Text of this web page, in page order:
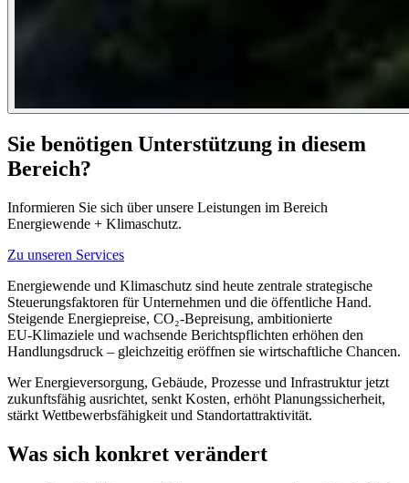
Sie benötigen Unterstützung in diesem
Bereich?
Informieren Sie sich über unsere Leistungen im Bereich
Energiewende + Klimaschutz.
Zu unseren Services
Energiewende und Klimaschutz sind heute zentrale strategische
Steuerungsfaktoren für Unternehmen und die öffentliche Hand.
Steigende Energiepreise, CO₂-Bepreisung, ambitionierte
EU‑Klimaziele und wachsende Berichtspflichten erhöhen den
Handlungsdruck – gleichzeitig eröffnen sie wirtschaftliche Chancen.
Wer Energieversorgung, Gebäude, Prozesse und Infrastruktur jetzt
zukunftsfähig ausrichtet, senkt Kosten, erhöht Planungssicherheit,
stärkt Wettbewerbsfähigkeit und Standortattraktivität.
Was sich konkret verändert